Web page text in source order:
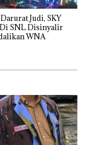
Judi, SKY
SNL Disinyalir
WNA